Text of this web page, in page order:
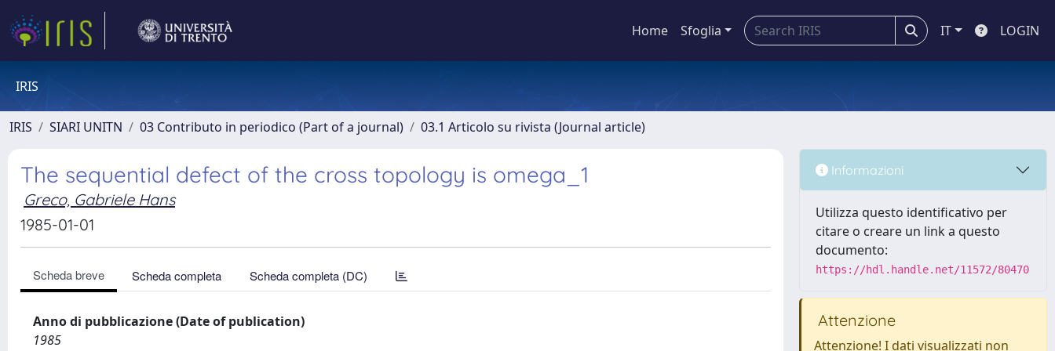
Home Sfoglia IT LOGIN
IRIS
IRIS SIARI UNITN 03 Contributo in periodico (Part of a journal) 03.1 Articolo su rivista (Journal article)
The sequential defect of the cross topology is omega_1
Greco, Gabriele Hans
1985-01-01
Scheda breve Scheda completa Scheda completa (DC)
Anno di pubblicazione (Date of publication)
1985
Informazioni
Utilizza questo identificativo per
citare o creare un link a questo
documento:
https://hdl.handle.net/11572/80470
Attenzione
Attenzione! I dati visualizzati non